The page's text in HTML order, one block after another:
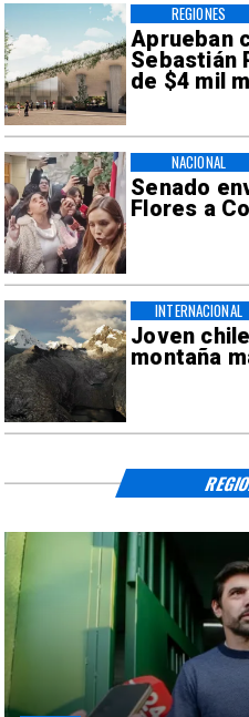
Aprueban
Sebastián
de $4 mil
REGIONES
Senado
Flores a
NACIONAL
Joven
montaña
INTERNACIONAL